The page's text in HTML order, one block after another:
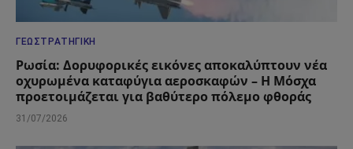
ΓΕΩΣΤΡΑΤΗΓΙΚΉ
Ρωσία: Δορυφορικές εικόνες αποκαλύπτουν νέα
οχυρωμένα καταφύγια αεροσκαφών – Η Μόσχα
προετοιμάζεται για βαθύτερο πόλεμο φθοράς
31/07/2026